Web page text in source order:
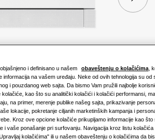
:
i definisano u našem obaveštenju o kolačićima ,
informacija na vašem uređaju. Neke od ovih tehnologija su
i pouzdanog web sajta. Da bismo Vam pružili najbolje
kolačiće, kao što su analitički kolačići i kolačići performansi,
na primer, merenje publike našeg sajta, prikazivanje
lokacije, pokretanje ciljanih marketinških kampanja i
Kroz ove opcione kolačiće prikupljamo informacije kao
i vaše ponašanje pri surfovanju. Navigacija kroz listu
kolačićima" ili u našem obaveštenju o kolačićima da